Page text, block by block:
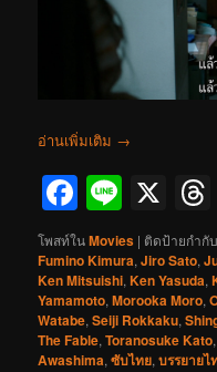
อ่านเพิ่มเติม →
Line
X
โพสท์ในMovies | ติดป้ายกำกับ
Fumino Kimura,Jiro Sato,
Ken Mitsuishi,Ken Yasuda,
Yamamoto,Morooka Moro,
Watabe,Seiji Rokkaku,
The Fable,Toranosuke Kato
Awashima,ซับไทย,บรรยายไ